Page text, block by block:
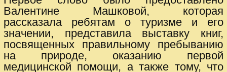
Валентине Машковой, которая
рассказала ребятам о туризме и его
значении, представила выставку книг,
посвященных правильному пребыванию
на природе, оказанию первой
медицинской помощи, а также тому, что